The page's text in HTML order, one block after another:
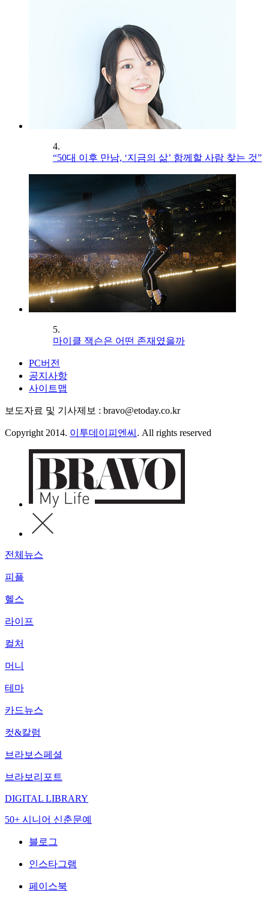
4.
“50대 이후 만남, ‘지금의 삶’ 함께할 사람 찾는 것”
5.
마이클 잭슨은 어떤 존재였을까
PC버전
공지사항
사이트맵
보도자료 및 기사제보 : bravo@etoday.co.kr
Copyright 2014. 이투데이피엔씨 . All rights reserved
전체뉴스
피플
헬스
라이프
컬처
머니
테마
카드뉴스
컷&칼럼
브라보스페셜
브라보리포트
DIGITAL LIBRARY
50+ 시니어 신춘문예
블로그
인스타그램
페이스북